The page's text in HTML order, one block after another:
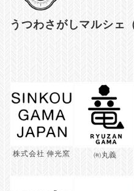
うつわさがしマルシェ
株式会社 伸光窯 ㈲丸義